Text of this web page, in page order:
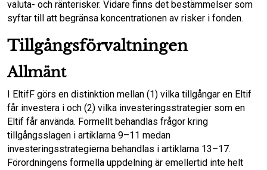
valuta- och ränterisker. Vidare finns det bestämmelser som
syftar till att begränsa koncentrationen av risker i fonden.
Tillgångsförvaltningen
Allmänt
I EltifF görs en distinktion mellan (1) vilka tillgångar en Eltif
får investera i och (2) vilka investeringsstrategier som en
Eltif får använda. Formellt behandlas frågor kring
tillgångsslagen i artiklarna 9–11 medan
investeringsstrategierna behandlas i artiklarna 13–17.
Förordningens formella uppdelning är emellertid inte helt